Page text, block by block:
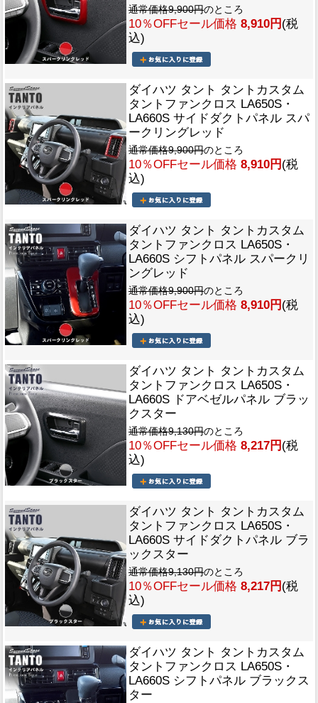
通常価格9,900円のところ
10％OFFセール価格 8,910円 (税
込)
ダイハツ タント タントカスタム
タントファンクロス LA650S・
LA660S サイドダクトパネル スパ
ークリングレッド
通常価格9,900円のところ
10％OFFセール価格 8,910円 (税
込)
ダイハツ タント タントカスタム
タントファンクロス LA650S・
LA660S シフトパネル スパークリ
ングレッド
通常価格9,900円のところ
10％OFFセール価格 8,910円 (税
込)
ダイハツ タント タントカスタム
タントファンクロス LA650S・
LA660S ドアベゼルパネル ブラッ
クスター
通常価格9,130円のところ
10％OFFセール価格 8,217円 (税
込)
ダイハツ タント タントカスタム
タントファンクロス LA650S・
LA660S サイドダクトパネル ブラ
ックスター
通常価格9,130円のところ
10％OFFセール価格 8,217円 (税
込)
ダイハツ タント タントカスタム
タントファンクロス LA650S・
LA660S シフトパネル ブラックス
ター